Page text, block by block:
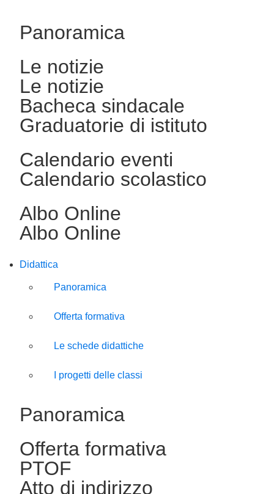
Panoramica
Le notizie
Le notizie
Bacheca sindacale
Graduatorie di istituto
Calendario eventi
Calendario scolastico
Albo Online
Albo Online
Didattica
Panoramica
Offerta formativa
Le schede didattiche
I progetti delle classi
Panoramica
Offerta formativa
PTOF
Atto di indirizzo